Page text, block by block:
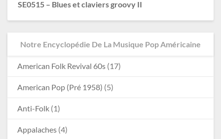
SE0515 – Blues et claviers groovy II
Notre Encyclopédie De La Musique Pop Américaine
American Folk Revival 60s (17)
American Pop (Pré 1958) (5)
Anti-Folk (1)
Appalaches (4)